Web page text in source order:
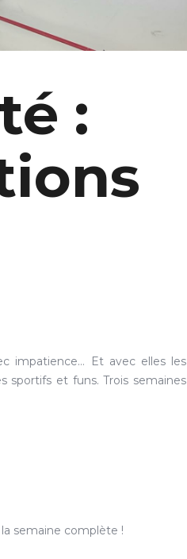
:
impatience… Et avec elles les
sportifs et funs. Trois semaines
semaine complète !